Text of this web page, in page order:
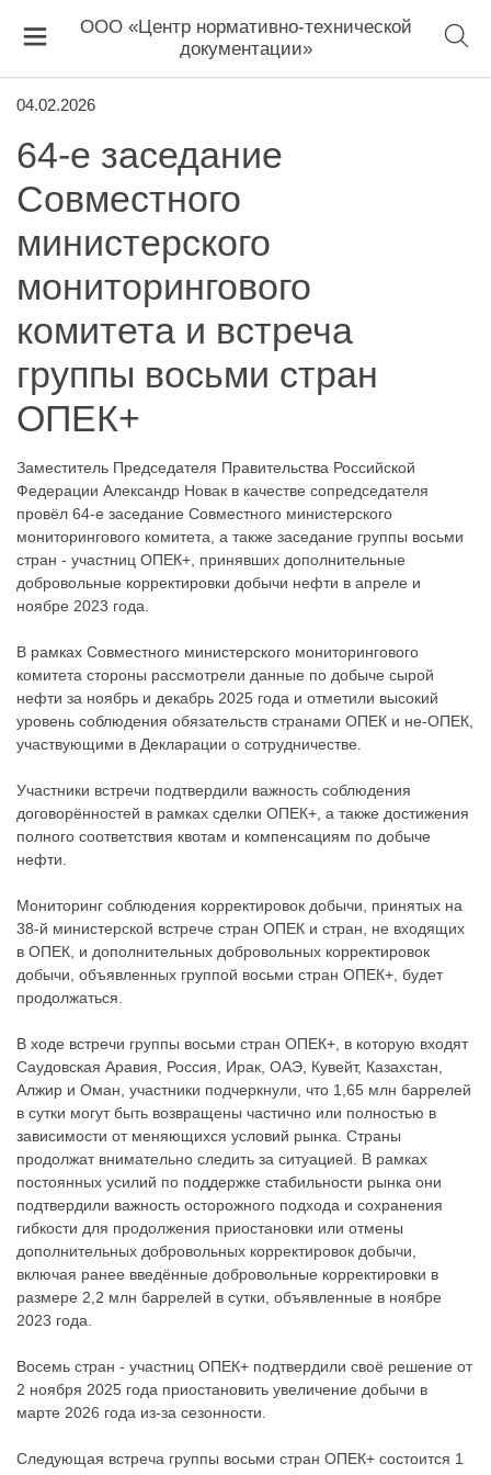
ООО «Центр нормативно-технической
документации»
04.02.2026
64-е заседание
Совместного
министерского
мониторингового
комитета и встреча
группы восьми стран
ОПЕК+
Заместитель Председателя Правительства Российской
Федерации Александр Новак в качестве сопредседателя
провёл 64-е заседание Совместного министерского
мониторингового комитета, а также заседание группы восьми
стран - участниц ОПЕК+, принявших дополнительные
добровольные корректировки добычи нефти в апреле и
ноябре 2023 года.
В рамках Совместного министерского мониторингового
комитета стороны рассмотрели данные по добыче сырой
нефти за ноябрь и декабрь 2025 года и отметили высокий
уровень соблюдения обязательств странами ОПЕК и не-ОПЕК,
участвующими в Декларации о сотрудничестве.
Участники встречи подтвердили важность соблюдения
договорённостей в рамках сделки ОПЕК+, а также достижения
полного соответствия квотам и компенсациям по добыче
нефти.
Мониторинг соблюдения корректировок добычи, принятых на
38-й министерской встрече стран ОПЕК и стран, не входящих
в ОПЕК, и дополнительных добровольных корректировок
добычи, объявленных группой восьми стран ОПЕК+, будет
продолжаться.
В ходе встречи группы восьми стран ОПЕК+, в которую входят
Саудовская Аравия, Россия, Ирак, ОАЭ, Кувейт, Казахстан,
Алжир и Оман, участники подчеркнули, что 1,65 млн баррелей
в сутки могут быть возвращены частично или полностью в
зависимости от меняющихся условий рынка. Страны
продолжат внимательно следить за ситуацией. В рамках
постоянных усилий по поддержке стабильности рынка они
подтвердили важность осторожного подхода и сохранения
гибкости для продолжения приостановки или отмены
дополнительных добровольных корректировок добычи,
включая ранее введённые добровольные корректировки в
размере 2,2 млн баррелей в сутки, объявленные в ноябре
2023 года.
Восемь стран - участниц ОПЕК+ подтвердили своё решение от
2 ноября 2025 года приостановить увеличение добычи в
марте 2026 года из-за сезонности.
Следующая встреча группы восьми стран ОПЕК+ состоится 1